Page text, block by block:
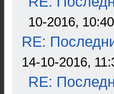
10-2016, 10:40
RE:
14-10-2016,
RE: